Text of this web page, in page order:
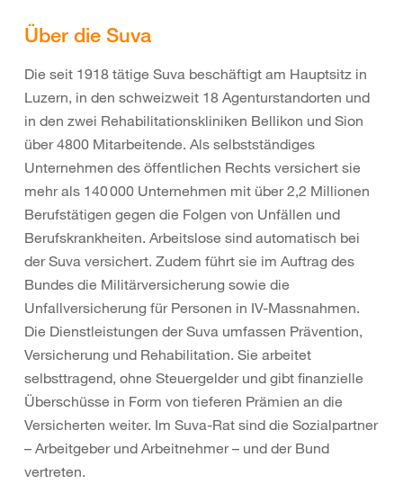
Über die Suva
Die seit 1918 tätige Suva beschäftigt am Hauptsitz in
Luzern, in den schweizweit 18 Agenturstandorten und
in den zwei Rehabilitationskliniken Bellikon und Sion
über 4800 Mitarbeitende. Als selbstständiges
Unternehmen des öffentlichen Rechts versichert sie
mehr als 140 000 Unternehmen mit über 2,2 Millionen
Berufstätigen gegen die Folgen von Unfällen und
Berufskrankheiten. Arbeitslose sind automatisch bei
der Suva versichert. Zudem führt sie im Auftrag des
Bundes die Militärversicherung sowie die
Unfallversicherung für Personen in IV-Massnahmen.
Die Dienstleistungen der Suva umfassen Prävention,
Versicherung und Rehabilitation. Sie arbeitet
selbsttragend, ohne Steuergelder und gibt finanzielle
Überschüsse in Form von tieferen Prämien an die
Versicherten weiter. Im Suva-Rat sind die Sozialpartner
– Arbeitgeber und Arbeitnehmer – und der Bund
vertreten.